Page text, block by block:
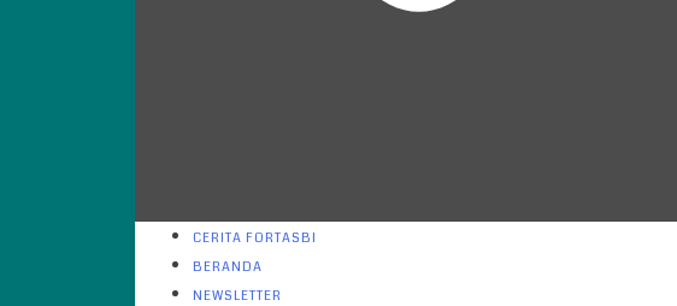
CERITA FORTASBI
BERANDA
NEWSLETTER